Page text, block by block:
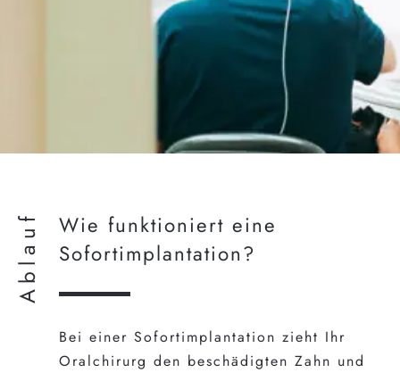
Ablauf
Wie funktioniert eine
Sofortimplantation?
Bei einer Sofortimplantation zieht Ihr
Oralchirurg den beschädigten Zahn und